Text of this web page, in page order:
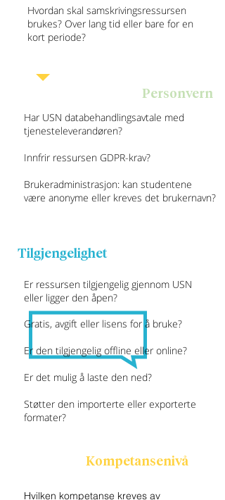
Hvordan skal samskrivingsressursen
brukes? Over lang tid eller bare for en
kort periode?
Personvern
Har USN databehandlingsavtale med
tjenesteleverandøren?
Innfrir ressursen GDPR-krav?
Brukeradministrasjon: kan studentene
være anonyme eller kreves det brukernavn?
Tilgjengelighet
Er ressursen tilgjengelig gjennom USN
eller ligger den åpen?
Gratis, avgift eller lisens for å bruke?
Er den tilgjengelig offline eller online?
Er det mulig å laste den ned?
Støtter den importerte eller exporterte
formater?
Kompetansenivå
Hvilken kompetanse kreves av